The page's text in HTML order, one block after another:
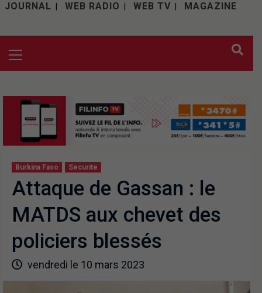
JOURNAL WEB RADIO WEB TV MAGAZINE
Burkina Faso Securite
Attaque de Gassan : le
MATDS aux chevet des
policiers blessés
vendredi le 10 mars 2023